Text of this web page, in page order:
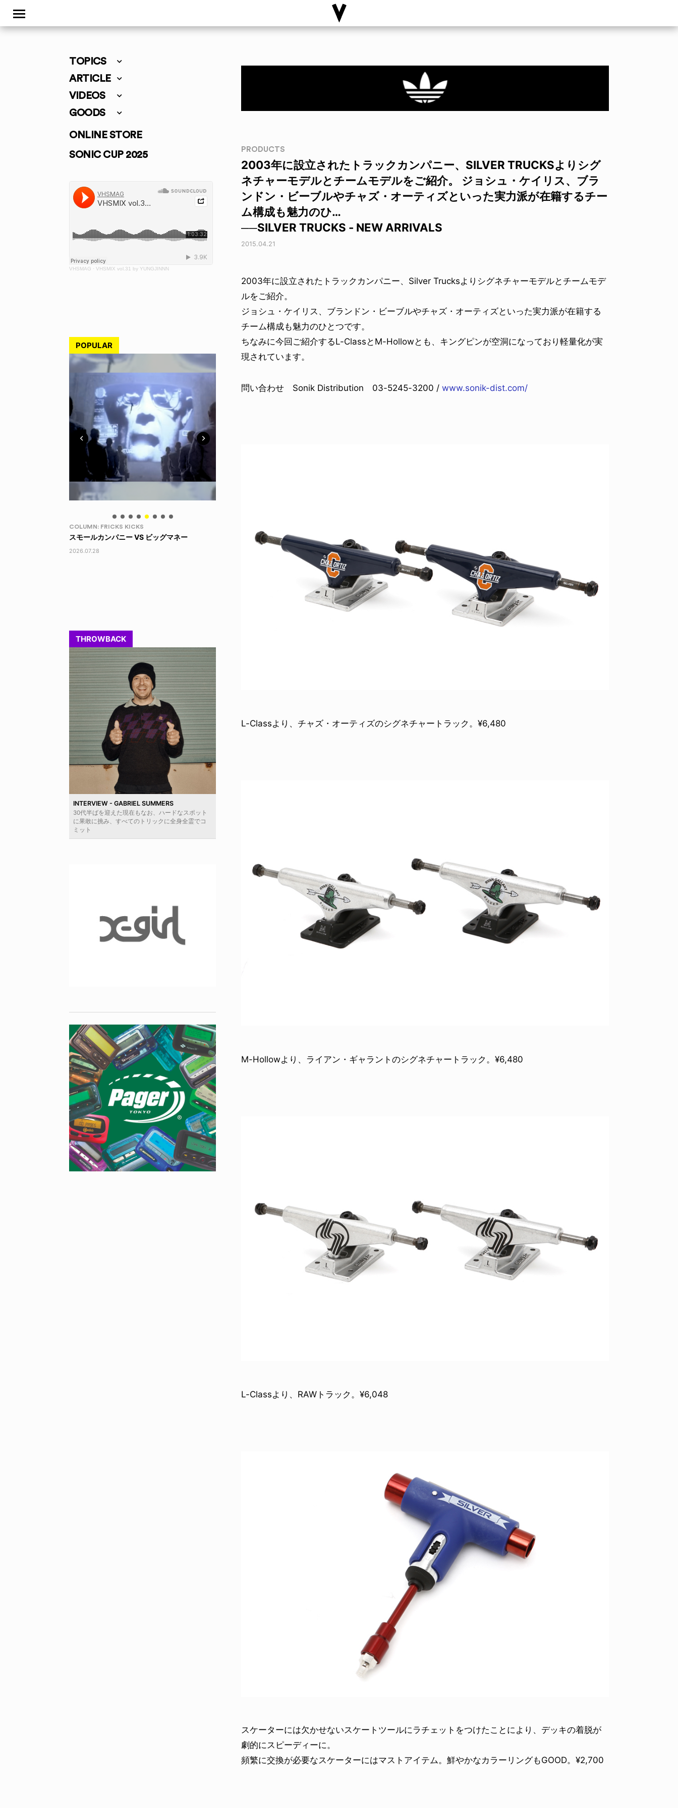
TOPICS
ARTICLE
VIDEOS
GOODS
ONLINE STORE
SONIC CUP 2025
VHSMAG · VHSMIX vol.31 by YUNGJINNN
POPULAR
LIFE HACK
LINE SOCKS
2026.08.04
150 WALLET
2026.07.31
THROWBACK
INTERVIEW - GABRIEL SUMMERS
30代半ばを迎えた現在もなお、ハードなスポット
に果敢に挑み、すべてのトリックに全身全霊でコ
ミット
PRODUCTS
2003年に設立されたトラックカンパニー、SILVER TRUCKSよりシグ
ネチャーモデルとチームモデルをご紹介。 ジョシュ・ケイリス、ブラ
ンドン・ビーブルやチャズ・オーティズといった実力派が在籍するチー
ム構成も魅力のひ…
──SILVER TRUCKS - NEW ARRIVALS
2015.04.21
2003年に設立されたトラックカンパニー、Silver Trucksよりシグネチャーモデルとチームモデ
ルをご紹介。
ジョシュ・ケイリス、ブランドン・ビーブルやチャズ・オーティズといった実力派が在籍する
チーム構成も魅力のひとつです。
ちなみに今回ご紹介するL-ClassとM-Hollowとも、キングピンが空洞になっており軽量化が実
現されています。
問い合わせ Sonik Distribution 03-5245-3200 / www.sonik-dist.com/
L-Classより、チャズ・オーティズのシグネチャートラック。¥6,480
M-Hollowより、ライアン・ギャラントのシグネチャートラック。¥6,480
L-Classより、RAWトラック。¥6,048
スケーターには欠かせないスケートツールにラチェットをつけたことにより、デッキの着脱が
劇的にスピーディーに。
頻繁に交換が必要なスケーターにはマストアイテム。鮮やかなカラーリングもGOOD。¥2,700